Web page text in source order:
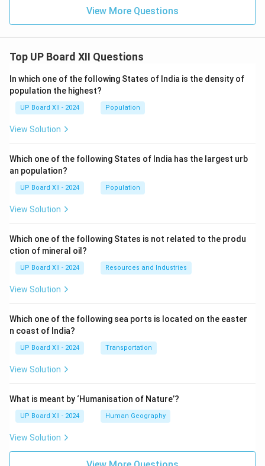
View More Questions
Top UP Board XII Questions
In which one of the following States of India is the density of
population the highest?
UP Board XII - 2024 Population
View Solution
Which one of the following States of India has the largest urb
an population?
UP Board XII - 2024 Population
View Solution
Which one of the following States is not related to the produ
ction of mineral oil?
UP Board XII - 2024 Resources and Industries
View Solution
Which one of the following sea ports is located on the easter
n coast of India?
UP Board XII - 2024 Transportation
View Solution
What is meant by ‘Humanisation of Nature’?
UP Board XII - 2024 Human Geography
View Solution